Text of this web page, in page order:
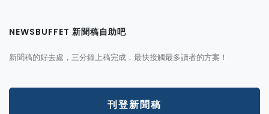
NEWSBUFFET 新聞稿自助吧
新聞稿的好去處，三分鐘上稿完成，最快接觸最多讀者的方案！
刊登新聞稿